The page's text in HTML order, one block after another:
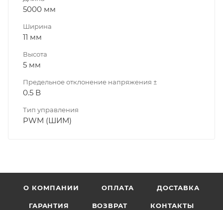
5000 мм
Ширина
11 мм
Высота
5 мм
Предельное отклонение напряжения ±
0.5 В
Тип управления
PWM (ШИМ)
О КОМПАНИИ ОПЛАТА ДОСТАВКА
ГАРАНТИЯ ВОЗВРАТ КОНТАКТЫ